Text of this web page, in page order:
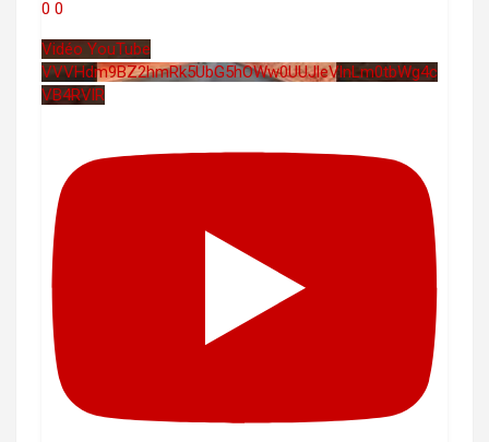
0 0
Vidéo YouTube
VVVHdm9BZ2hmRk5UbG5hOWw0UUJleVlnLm0tbWg4c
VB4RVlR